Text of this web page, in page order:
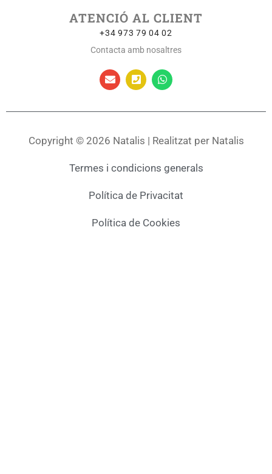
ATENCIÓ AL CLIENT
+34 973 79 04 02
Contacta amb nosaltres
Copyright © 2026 Natalis | Realitzat per Natalis
Termes i condicions generals
Política de Privacitat
Política de Cookies